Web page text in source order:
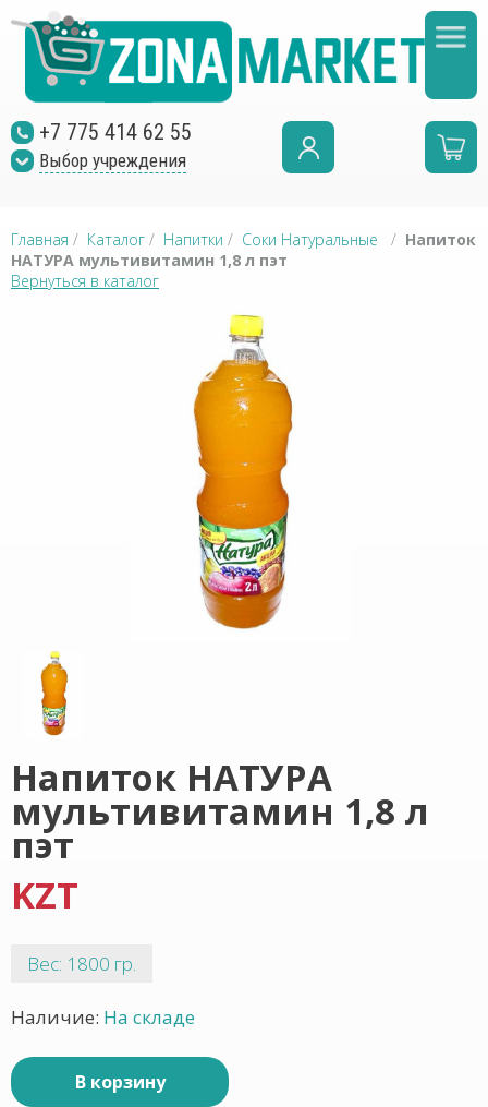
+7 775 414 62 55
Выбор учреждения
Главная / Каталог / Напитки / Соки Натуральные / Напиток
НАТУРА мультивитамин 1,8 л пэт
Вернуться в каталог
Напиток НАТУРА
мультивитамин 1,8 л
пэт
KZT
Вес: 1800 гр.
Наличие: На складе
В корзину